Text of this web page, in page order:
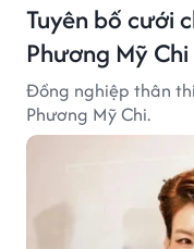
Tuyên bố cưới
Phương Mỹ
Đồng nghiệp thân
Phương Mỹ Chi.